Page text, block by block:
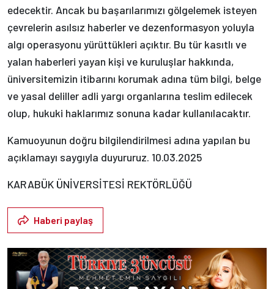
edecektir. Ancak bu başarılarımızı gölgelemek isteyen
çevrelerin asılsız haberler ve dezenformasyon yoluyla
algı operasyonu yürüttükleri açıktır. Bu tür kasıtlı ve
yalan haberleri yayan kişi ve kuruluşlar hakkında,
üniversitemizin itibarını korumak adına tüm bilgi, belge
ve yasal deliller adli yargı organlarına teslim edilecek
olup, hukuki haklarımız sonuna kadar kullanılacaktır.
Kamuoyunun doğru bilgilendirilmesi adına yapılan bu
açıklamayı saygıyla duyururuz. 10.03.2025
KARABÜK ÜNİVERSİTESİ REKTÖRLÜĞÜ
Haberi paylaş